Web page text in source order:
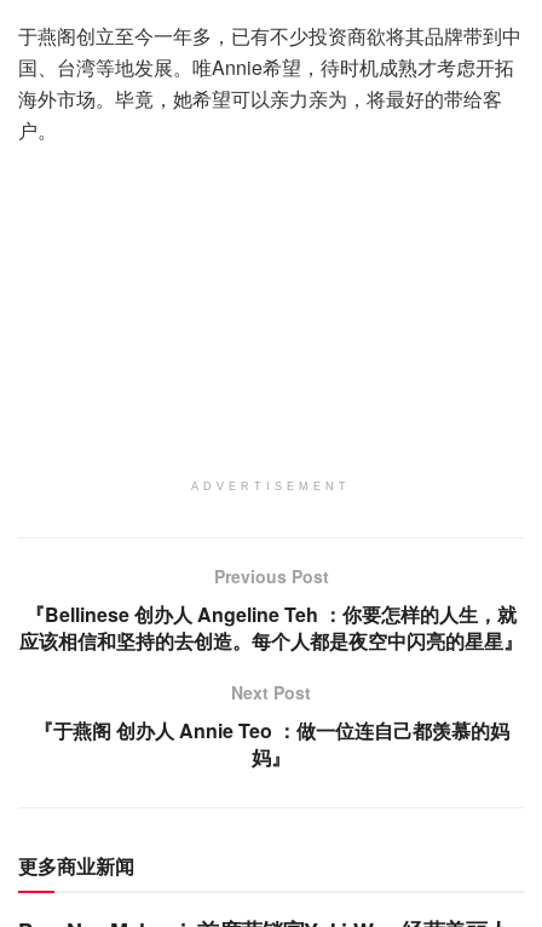
于燕阁创立至今一年多，已有不少投资商欲将其品牌带到中
国、台湾等地发展。唯Annie希望，待时机成熟才考虑开拓
海外市场。毕竟，她希望可以亲力亲为，将最好的带给客
户。
ADVERTISEMENT
Previous Post
『Bellinese 创办人 Angeline Teh ：你要怎样的人生，就
应该相信和坚持的去创造。每个人都是夜空中闪亮的星星』
Next Post
『于燕阁 创办人 Annie Teo ：做一位连自己都羡慕的妈
妈』
更多商业新闻